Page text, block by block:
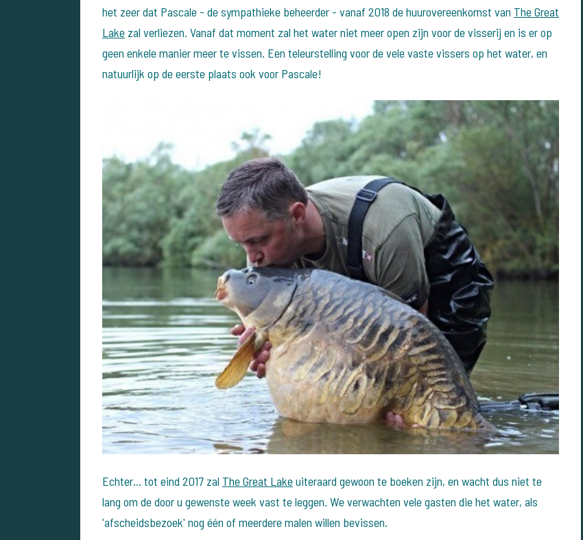
het zeer dat Pascale - de sympathieke beheerder - vanaf 2018 de huurovereenkomst van The Great
Lake zal verliezen. Vanaf dat moment zal het water niet meer open zijn voor de visserij en is er op
geen enkele manier meer te vissen. Een teleurstelling voor de vele vaste vissers op het water, en
natuurlijk op de eerste plaats ook voor Pascale!
Echter... tot eind 2017 zal The Great Lakeuiteraard gewoon te boeken zijn, en wacht dus niet te
lang om de door u gewenste week vast te leggen. We verwachten vele gasten die het water, als
'afscheidsbezoek' nog één of meerdere malen willen bevissen.